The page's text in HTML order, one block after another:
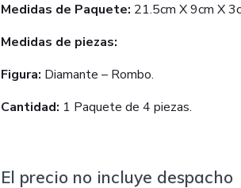
Medidas de Paquete: 21.5cm X 9cm X
Medidas de piezas:
Figura: Diamante – Rombo.
Cantidad: 1 Paquete de 4 piezas.
El precio no incluye despacho